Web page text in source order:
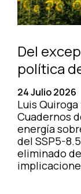
Del
política
24 Julio 2026
Luis
Cuadernos
energía
del SSP5-
eliminado